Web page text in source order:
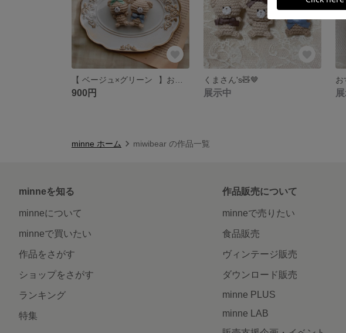
900円
くまさん's🧸🤎
展示中
お
minne ホーム miwibear の作品一覧
minneを知る
minneについて
minneで買いたい
作品をさがす
ショップをさがす
ランキング
特集
作品販売について
minneで売りたい
食品販売
ヴィンテージ販売
ダウンロード販売
minne PLUS
minne LAB